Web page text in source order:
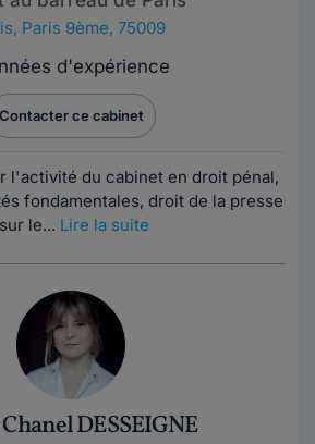
, Paris 9ème, 75009
d'expérience
Contacter ce cabinet
l'activité du cabinet en droit pénal,
fondamentales, droit de la presse
le... Lire la suite
DESSEIGNE